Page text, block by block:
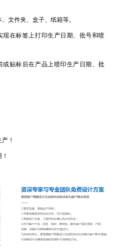
文件夹、盒子、纸箱等。
在标签上打印生产日期、批号和喷
贴标后在产品上喷印生产日期、批
！